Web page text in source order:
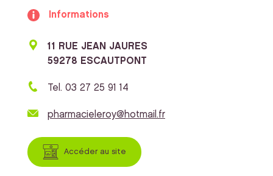
Informations
11 RUE JEAN JAURES
59278 ESCAUTPONT
Tel. 03 27 25 91 14
pharmacieleroy@hotmail.fr
Accéder au site